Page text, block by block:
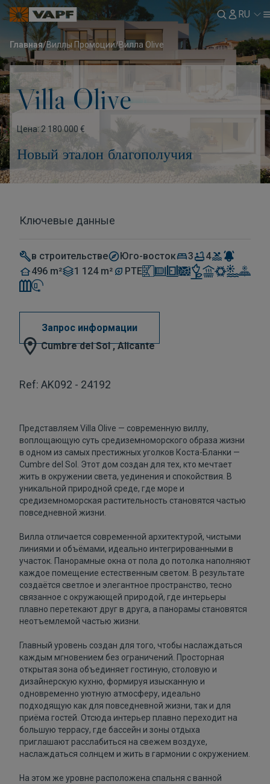
RU
Главная/Виллы Промоции/Вилла Olive
Villa Olive
Цена: 2 180 000 €
Новый эталон благополучия
Ключевые данные
в строительстве Юго-восток 3
4
496 m²
1 124 m² PTE
Запрос информации
Cumbre del Sol , Alicante
Ref: AK092 - 24192
Представляем Villa Olive — современную виллу,
воплощающую суть средиземноморского образа жизни
в одном из самых престижных уголков Коста-Бланки —
Cumbre del Sol. Этот дом создан для тех, кто мечтает
жить в окружении света, уединения и спокойствия. В
уникальной природной среде, где море и
средиземноморская растительность становятся частью
повседневной жизни.
Вилла отличается современной архитектурой, чистыми
линиями и объёмами, идеально интегрированными в
участок. Панорамные окна от пола до потолка наполняют
каждое помещение естественным светом. В результате
создаётся светлое и элегантное пространство, тесно
связанное с окружающей природой, где интерьеры
плавно перетекают друг в друга, а панорамы становятся
неотъемлемой частью жизни.
Главный уровень создан для того, чтобы наслаждаться
каждым мгновением без ограничений. Просторная
открытая зона объединяет гостиную, столовую и
дизайнерскую кухню, формируя изысканную и
одновременно уютную атмосферу, идеально
подходящую как для повседневной жизни, так и для
приёма гостей. Отсюда интерьер плавно переходит на
большую террасу, где бассейн и зоны отдыха
приглашают расслабиться на свежем воздухе,
наслаждаться солнцем и жить в гармонии с окружением.
На этом же уровне расположена спальня с ванной